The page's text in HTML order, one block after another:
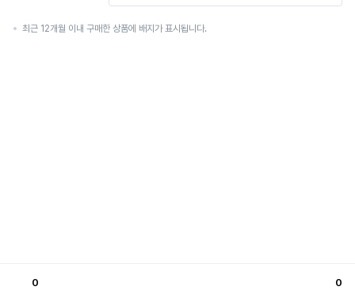
최근 12개월 이내 구매한 상품에 배지가 표시됩니다.
0 0